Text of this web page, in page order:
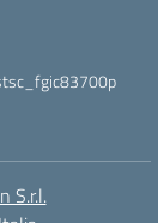
S.r.l.